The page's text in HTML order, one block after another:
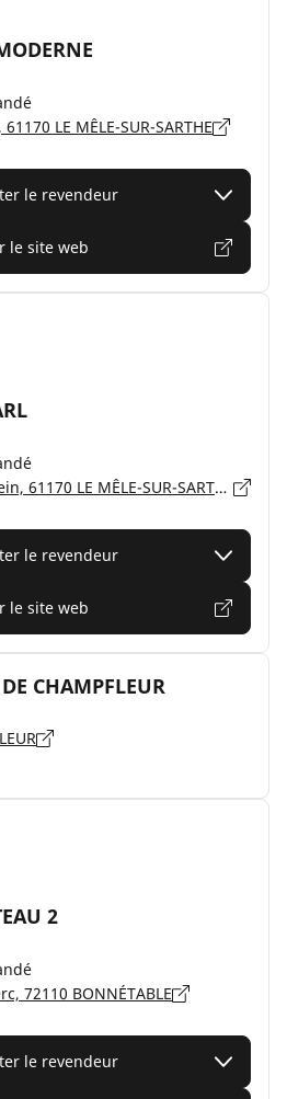
LE MÊLE-SUR-SARTHE
le revendeur
le site web
33 Avenue de Falkenstein, 61170 LE MÊLE-SUR-SARTHE
le revendeur
le site web
CHAMPFLEUR
2
72110 BONNÉTABLE
le revendeur